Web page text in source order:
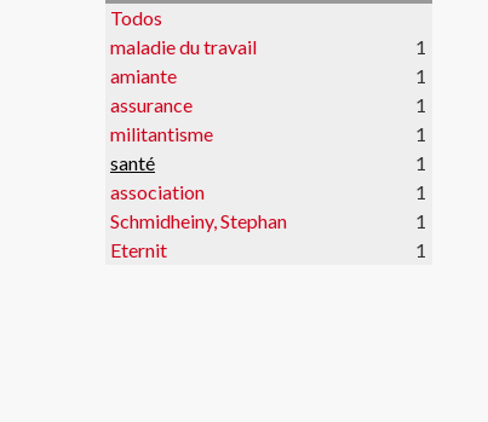
Todos
maladie du travail
1
amiante
1
assurance
1
militantisme
1
santé
1
association
1
Schmidheiny, Stephan
1
Eternit
1